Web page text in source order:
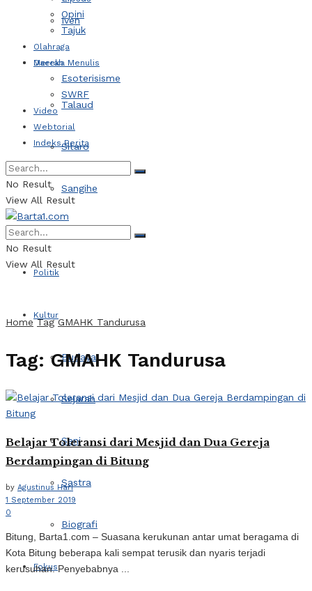
Iven
Daerah
Talaud
Sitaro
Sangihe
Politik
Kultur
Budaya
Sejarah
Seni
Sastra
Biografi
Fokus
Opini
Tajuk
Olahraga
Mereka Menulis
Esoterisisme
SWRF
Video
Webtorial
Indeks Berita
No Result
View All Result
No Result
View All Result
Home Tag GMAHK Tandurusa
Tag:GMAHK Tandurusa
Belajar Toleransi dari Mesjid dan Dua Gereja
Berdampingan di Bitung
by Agustinus Hari
1 September 2019
0
Bitung, Barta1.com – Suasana kerukunan antar umat beragama di
Kota Bitung beberapa kali sempat terusik dan nyaris terjadi
kerusuhan. Penyebabnya ...